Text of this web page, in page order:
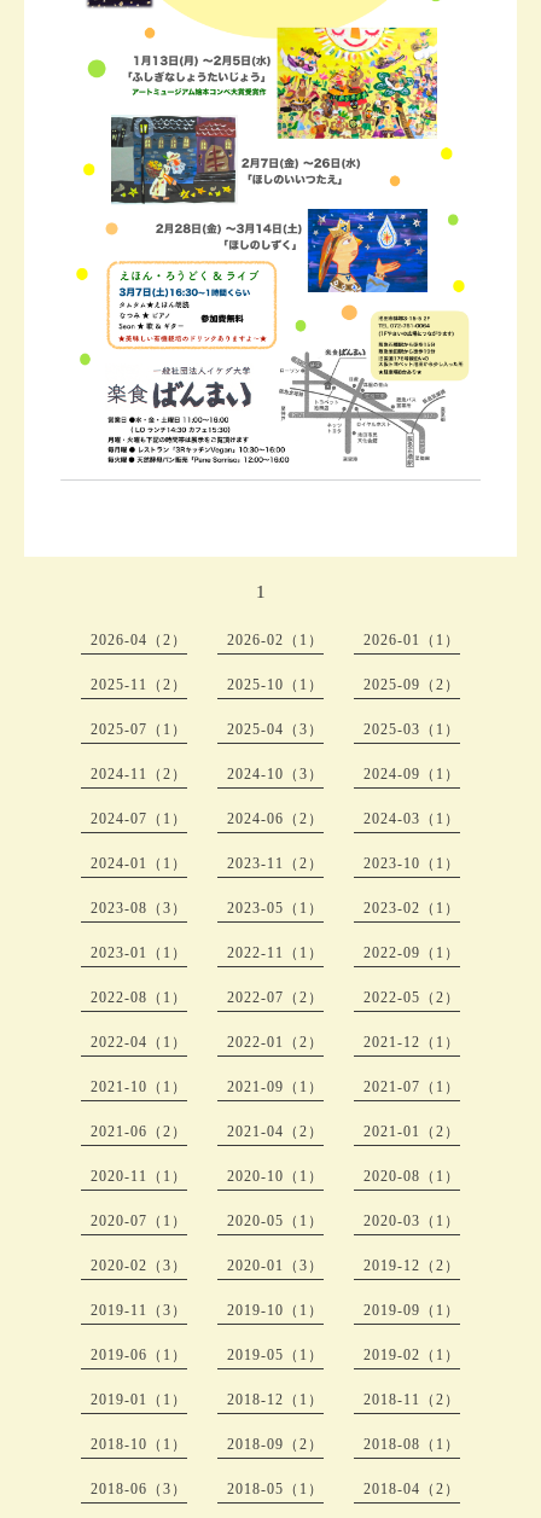
1
2026-04（2） 2026-02（1） 2026-01（1）
2025-11（2） 2025-10（1） 2025-09（2）
2025-07（1） 2025-04（3） 2025-03（1）
2024-11（2） 2024-10（3） 2024-09（1）
2024-07（1） 2024-06（2） 2024-03（1）
2024-01（1） 2023-11（2） 2023-10（1）
2023-08（3） 2023-05（1） 2023-02（1）
2023-01（1） 2022-11（1） 2022-09（1）
2022-08（1） 2022-07（2） 2022-05（2）
2022-04（1） 2022-01（2） 2021-12（1）
2021-10（1） 2021-09（1） 2021-07（1）
2021-06（2） 2021-04（2） 2021-01（2）
2020-11（1） 2020-10（1） 2020-08（1）
2020-07（1） 2020-05（1） 2020-03（1）
2020-02（3） 2020-01（3） 2019-12（2）
2019-11（3） 2019-10（1） 2019-09（1）
2019-06（1） 2019-05（1） 2019-02（1）
2019-01（1） 2018-12（1） 2018-11（2）
2018-10（1） 2018-09（2） 2018-08（1）
2018-06（3） 2018-05（1） 2018-04（2）